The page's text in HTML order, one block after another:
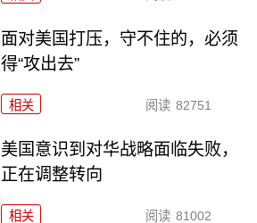
面对美国打压，守不住的，必须
得“攻出去”
相关 阅读 82751
美国意识到对华战略面临失败，
正在调整转向
相关 阅读 81002